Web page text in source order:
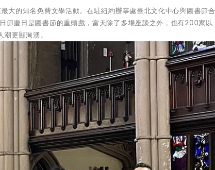
大的知名免費文學活動。在駐紐約辦事處臺北文化中心與圖書節合
節慶日是圖書節的重頭戲，當天除了多場座談之外，也有200家以
更顯洶湧。